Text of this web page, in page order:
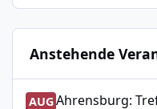
Anstehende
Ahrensburg: Treffen
AUGAhrensburg: